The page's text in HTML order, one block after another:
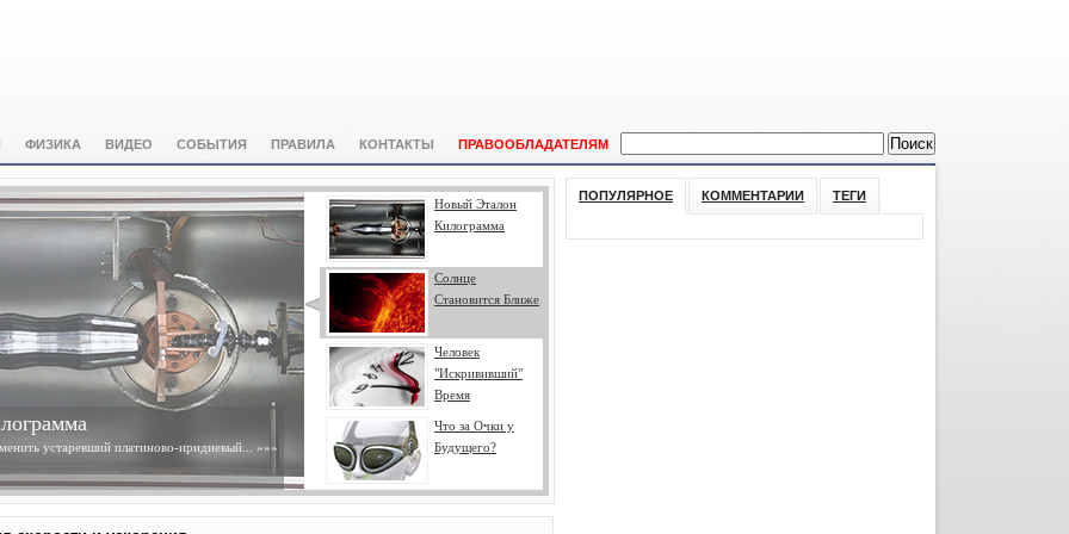
ФИЗИКА ВИДЕО СОБЫТИЯ ПРАВИЛА КОНТАКТЫ ПРАВООБЛАДАТЕЛЯМ
Новый Эталон
Килограмма
Солнце
Становится Ближе
Человек
"Искрививший"
Время
Что за Очки у
Будущего?
Ближе
разрешения Солнца с космической
ПОПУЛЯРНОЕ КОММЕНТАРИИ ТЕГИ